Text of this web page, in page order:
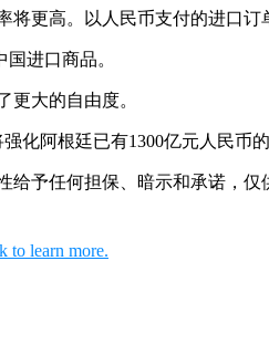
更高。以人民币支付的进口订
进口商品。
大的自由度。
阿根廷已有1300亿元人民币
予任何担保、暗示和承诺，